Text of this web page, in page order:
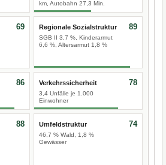
km, Autobahn 27,3 Min.
69 Regionale Sozialstruktur
SGB II 3,7 %, Kinderarmut
6,6 %, Altersarmut 1,8 %
89
86 Verkehrssicherheit
3,4 Unfälle je 1.000
Einwohner
78
88 Umfeldstruktur
46,7 % Wald, 1,8 %
Gewässer
74